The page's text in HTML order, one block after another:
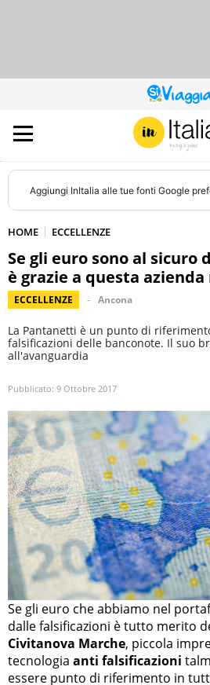
SITO
DI
Aggiungi InItalia alle tue fonti Google
HOME ECCELLENZE
Se gli euro sono al sicuro
è grazie a questa
ECCELLENZE Ancona
La Pantanetti è un punto di
falsificazioni delle banconote. Il suo
all'avanguardia
Pubblicato: 9 Ottobre 2017
Se gli euro che abbiamo nel
dalle falsificazioni è tutto merito
Civitanova Marche, piccola
tecnologia anti falsificazioni
essere punto di riferimento in